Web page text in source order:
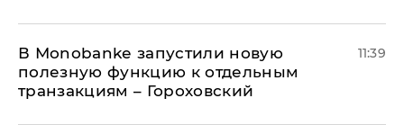
В Мonobankе запустили новую
полезную функцию к отдельным
транзакциям – Гороховский
11:39